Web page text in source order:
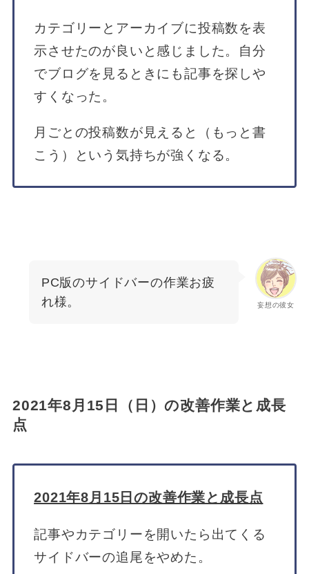
カテゴリーとアーカイブに投稿数を表
示させたのが良いと感じました。自分
でブログを見るときにも記事を探しや
すくなった。
月ごとの投稿数が見えると（もっと書
こう）という気持ちが強くなる。
妄想の彼女
PC版のサイドバーの作業お疲
れ様。
2021年8月15日（日）の改善作業と成長
点
2021年8月15日の改善作業と成長点
記事やカテゴリーを開いたら出てくる
サイドバーの追尾をやめた。